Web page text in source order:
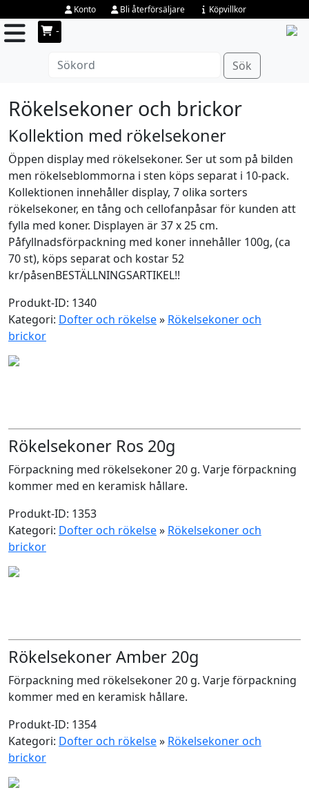
Sök
-
Konto Bli återförsäljare Köpvillkor
Rökelsekoner och brickor
Kollektion med rökelsekoner
Öppen display med rökelsekoner. Ser ut som på bilden
men rökelseblommorna i sten köps separat i 10-pack.
Kollektionen innehåller display, 7 olika sorters
rökelsekoner, en tång och cellofanpåsar för kunden att
fylla med koner. Displayen är 37 x 25 cm.
Påfyllnadsförpackning med koner innehåller 100g, (ca
70 st), köps separat och kostar 52
kr/påsenBESTÄLLNINGSARTIKEL!!
Produkt-ID: 1340
Kategori: Dofter och rökelse» Rökelsekoner och
brickor
Rökelsekoner Ros 20g
Förpackning med rökelsekoner 20 g. Varje förpackning
kommer med en keramisk hållare.
Produkt-ID: 1353
Kategori: Dofter och rökelse» Rökelsekoner och
brickor
Rökelsekoner Amber 20g
Förpackning med rökelsekoner 20 g. Varje förpackning
kommer med en keramisk hållare.
Produkt-ID: 1354
Kategori: Dofter och rökelse» Rökelsekoner och
brickor